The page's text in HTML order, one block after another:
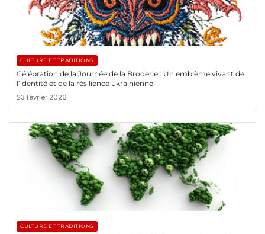
CULTURE ET TRADITIONS
Célébration de la Journée de la Broderie : Un emblème vivant de
l’identité et de la résilience ukrainienne
23 février 2026
CULTURE ET TRADITIONS